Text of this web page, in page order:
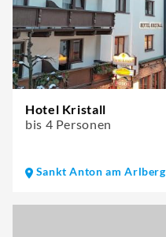
Hotel Kristall
bis 4 Personen
Sankt Anton am Arlberg